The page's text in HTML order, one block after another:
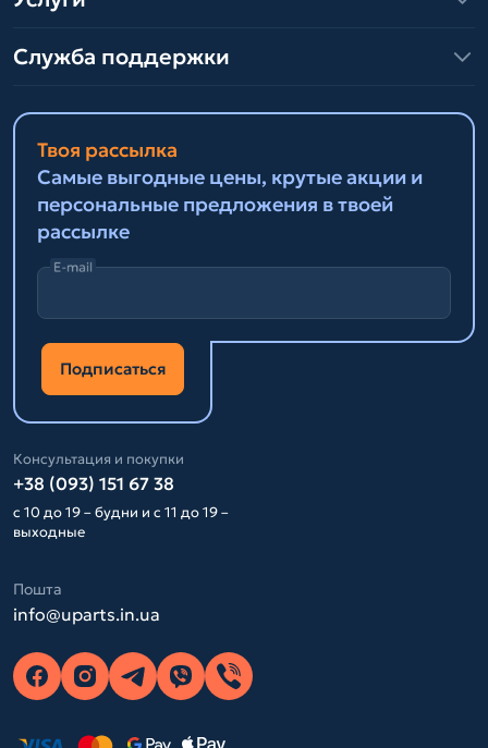
Служба поддержки
Твоя рассылка
Самые выгодные цены, крутые акции и
персональные предложения в твоей
рассылке
E-mail
Подписаться
Консультация и покупки
+38 (093) 151 67 38
с 10 до 19 – будни и с 11 до 19 –
выходные
Пошта
info@uparts.in.ua